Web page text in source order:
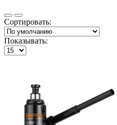
Сортировать:
Показывать: